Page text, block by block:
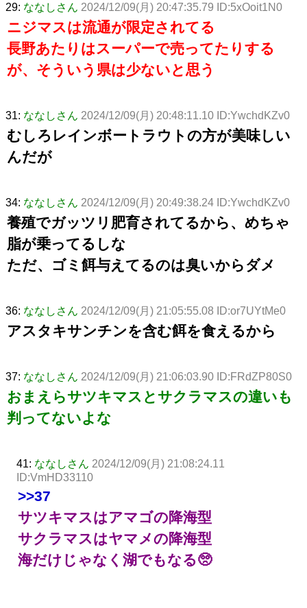
29: ななしさん 2024/12/09(月) 20:47:35.79 ID:5xOoit1N0
ニジマスは流通が限定されてる
長野あたりはスーパーで売ってたりする
が、そういう県は少ないと思う
31: ななしさん 2024/12/09(月) 20:48:11.10 ID:YwchdKZv0
むしろレインボートラウトの方が美味しい
んだが
34: ななしさん 2024/12/09(月) 20:49:38.24 ID:YwchdKZv0
養殖でガッツリ肥育されてるから、めちゃ
脂が乗ってるしな
ただ、ゴミ餌与えてるのは臭いからダメ
36: ななしさん 2024/12/09(月) 21:05:55.08 ID:or7UYtMe0
アスタキサンチンを含む餌を食えるから
37: ななしさん 2024/12/09(月) 21:06:03.90 ID:FRdZP80S0
おまえらサツキマスとサクラマスの違いも
判ってないよな
41: ななしさん 2024/12/09(月) 21:08:24.11
ID:VmHD33110
>>37
サツキマスはアマゴの降海型
サクラマスはヤマメの降海型
海だけじゃなく湖でもなる🥺